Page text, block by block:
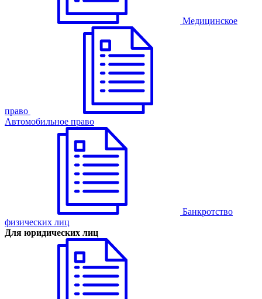
Медицинское
право
Автомобильное право
Банкротство
физических лиц
Для юридических лиц